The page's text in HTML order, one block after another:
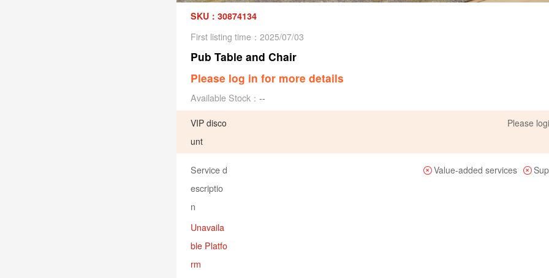
SKU：30874134
First listing time：2025/07/03
Pub Table and Chair
Please log in for more details
Available Stock：--
VIP disco
unt
Please
Service d
escriptio
n
Value-added services
Unavaila
ble Platfo
rm